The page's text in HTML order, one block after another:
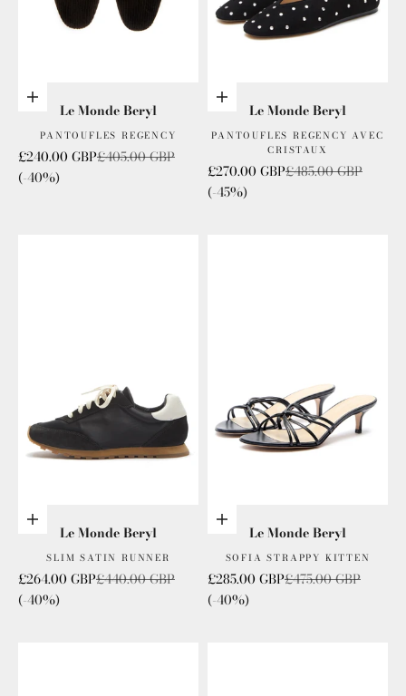
Choisis les options
Le Monde Beryl
PANTOUFLES REGENCY
Prix de vente
£240.00 GBPPrix normal
£405.00 GBP
(-40%)
Choisis les options
Le Monde Beryl
PANTOUFLES REGENCY AVEC
CRISTAUX
Prix de vente
£270.00 GBPPrix normal
£485.00 GBP
(-45%)
Choisis les options
Le Monde Beryl
SLIM SATIN RUNNER
Prix de vente
£264.00 GBPPrix normal
£440.00 GBP
(-40%)
Choisis les options
Le Monde Beryl
SOFIA STRAPPY KITTEN
Prix de vente
£285.00 GBPPrix normal
£475.00 GBP
(-40%)